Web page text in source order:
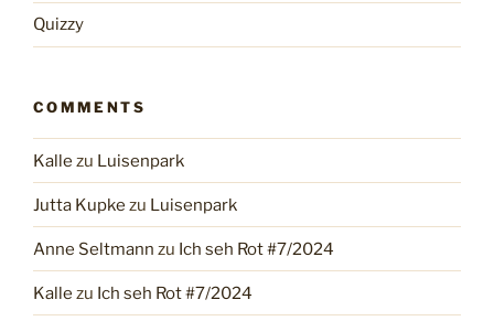
Quizzy
COMMENTS
Kalle zu Luisenpark
Jutta Kupke zu Luisenpark
Anne Seltmann zu Ich seh Rot #7/2024
Kalle zu Ich seh Rot #7/2024